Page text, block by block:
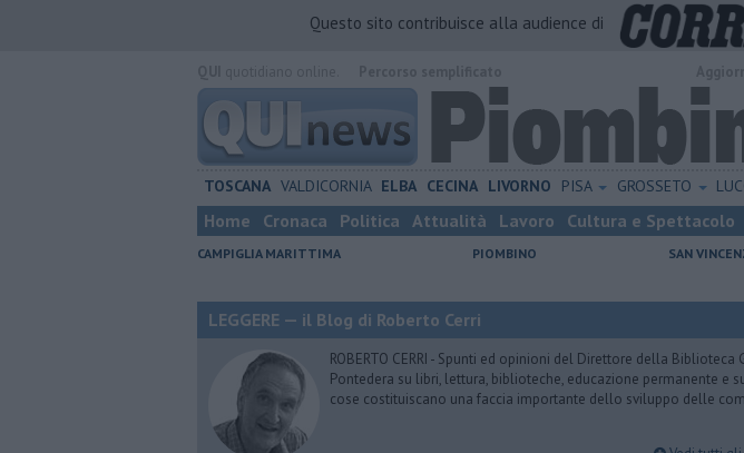
Questo sito contribuisce alla audience di
TOSCANA VALDICORNIA ELBA CECINA LIVORNO PISA GROSSETO
Home Cronaca Politica Attualità Lavoro Cultura e Spettacolo
CAMPIGLIA MARITTIMA PIOMBINO SAN
LEGGERE — il Blog di Roberto Cerri
ROBERTO CERRI - Spunti ed opinioni del Direttore della Biblioteca
Pontedera su libri, lettura, biblioteche, educazione permanente e
cose costituiscano una faccia importante dello sviluppo delle